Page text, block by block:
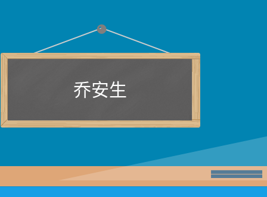
乔安生